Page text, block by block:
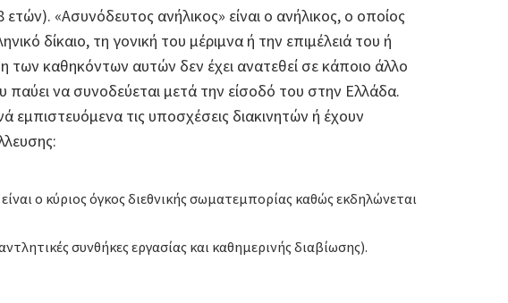
ετών). «Ασυνόδευτος ανήλικος» είναι ο ανήλικος, ο οποίος
δίκαιο, τη γονική του μέριμνα ή την επιμέλειά του ή
καθηκόντων αυτών δεν έχει ανατεθεί σε κάποιο άλλο
να συνοδεύεται μετά την είσοδό του στην Ελλάδα.
εμπιστευόμενα τις υποσχέσεις διακινητών ή έχουν
ο κύριος όγκος διεθνικής σωματεμπορίας καθώς εκδηλώνεται
συνθήκες εργασίας και καθημερινής διαβίωσης).